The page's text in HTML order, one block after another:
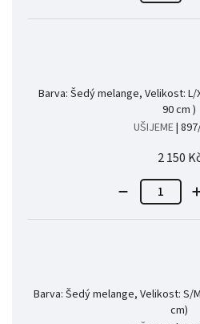
Barva: Šedý melange, Velikost: L/
90 cm )
UŠIJEME|
2 150
Barva: Šedý melange, Velikost: S/
cm)